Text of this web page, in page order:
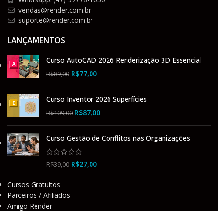
vendas@render.com.br
suporte@render.com.br
LANÇAMENTOS
Curso AutoCAD 2026 Renderização 3D Essencial
R$89,00 R$77,00
Curso Inventor 2026 Superfícies
R$109,00 R$87,00
Curso Gestão de Conflitos nas Organizações
R$39,00 R$27,00
Cursos Gratuitos
Parceiros / Afiliados
Amigo Render